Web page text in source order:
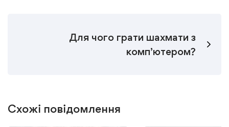
Для чого грати шахмати з
комп’ютером?
Схожі повідомлення